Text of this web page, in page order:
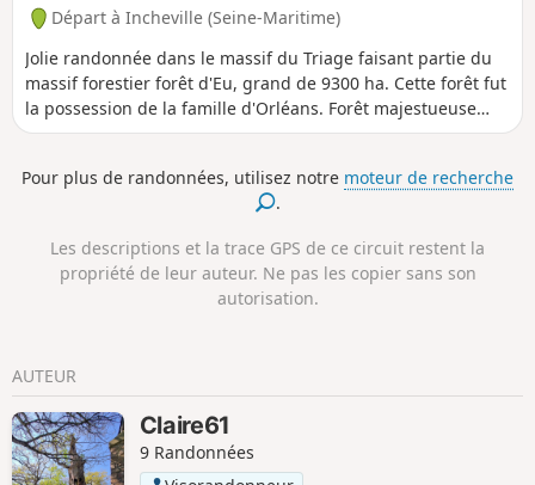
Départ à Incheville (Seine-Maritime)
Jolie randonnée dans le massif du Triage faisant partie du
massif forestier forêt d'Eu, grand de 9300 ha. Cette forêt fut
la possession de la famille d'Orléans. Forêt majestueuse
composée principalement de hêtres. Le retour se fait en
Pour plus de randonnées, utilisez notre moteur de recherche
.
Les descriptions et la trace GPS de ce circuit restent la
propriété de leur auteur. Ne pas les copier sans son
autorisation.
AUTEUR
Claire61
9 Randonnées